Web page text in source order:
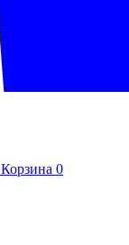
Корзина 0